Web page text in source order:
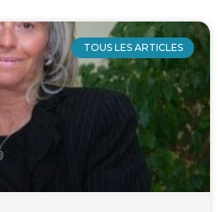
TOUS LES ARTICLES